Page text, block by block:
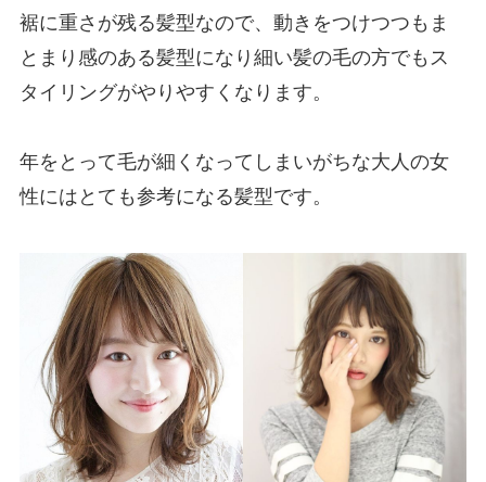
裾に重さが残る髪型なので、動きをつけつつもま
とまり感のある髪型になり細い髪の毛の方でもス
タイリングがやりやすくなります。
年をとって毛が細くなってしまいがちな大人の女
性にはとても参考になる髪型です。